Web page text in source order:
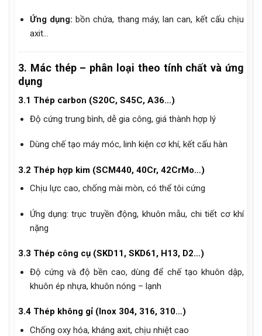
Ứng dụng: bồn chứa, thang máy, lan can, kết cấu chịu
axit…
3. Mác thép – phân loại theo tính chất và ứng
dụng
3.1 Thép carbon (S20C, S45C, A36…)
Độ cứng trung bình, dễ gia công, giá thành hợp lý
Dùng chế tạo máy móc, linh kiện cơ khí, kết cấu hàn
3.2 Thép hợp kim (SCM440, 40Cr, 42CrMo…)
Chịu lực cao, chống mài mòn, có thể tôi cứng
Ứng dụng: trục truyền động, khuôn mẫu, chi tiết cơ khí
nặng
3.3 Thép công cụ (SKD11, SKD61, H13, D2…)
Độ cứng và độ bền cao, dùng để chế tạo khuôn dập,
khuôn ép nhựa, khuôn nóng – lạnh
3.4 Thép không gỉ (Inox 304, 316, 310…)
Chống oxy hóa, kháng axit, chịu nhiệt cao